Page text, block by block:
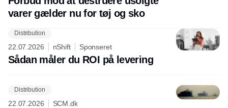
varer gælder nu for tøj og sko
Distribution
22.07.2026 nShift Sponseret
Sådan måler du ROI på levering
Distribution
22.07.2026 SCM.dk